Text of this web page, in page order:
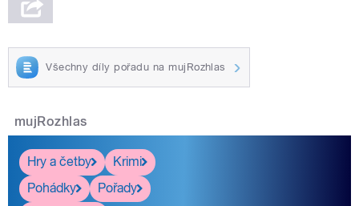
Všechny díly pořadu na mujRozhlas
mujRozhlas
Hry a četby
Krimi
Pohádky
Pořady